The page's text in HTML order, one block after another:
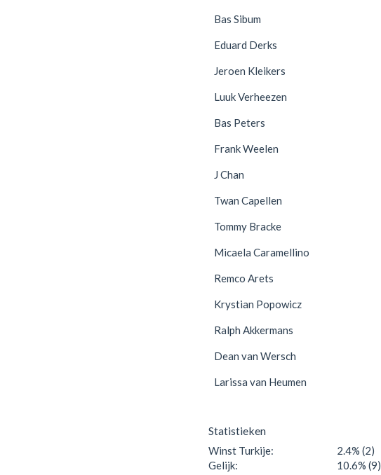
Bas Sibum
Eduard Derks
Jeroen Kleikers
Luuk Verheezen
Bas Peters
Frank Weelen
J Chan
Twan Capellen
Tommy Bracke
Micaela Caramellino
Remco Arets
Krystian Popowicz
Ralph Akkermans
Dean van Wersch
Larissa van Heumen
Statistieken
Winst Turkije:
2.4% (2)
Gelijk:
10.6% (9)